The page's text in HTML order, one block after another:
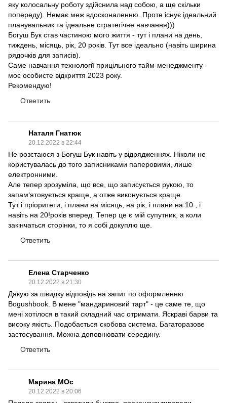
яку колосальну роботу здійснила над собою, а ще скільки
попереду). Немає меж вдосконаленню. Проте існує ідеальний
планувальник та ідеальне стратегічне навчання)))
Богуш Бук став частиною мого життя - тут і плани на день,
тиждень, місяць, рік, 20 років. Тут все ідеально (навіть ширина
рядочків для записів).
Саме навчання технології прицільного тайм-менеджменту -
моє особисте відкриття 2023 року.
Рекомендую!
Ответить
Наталя Гнатюк
20.12.2022 в 22:44
Не розстаюся з Богуш Бук навіть у відрядженнях. Ніколи не
користувалась до того записниками паперовими, лише
електронними.
Але тепер зрозуміла, що все, що записується рукою, то
запам‘ятовується краще, а отже виконується краще.
Тут і пріоритети, і плани на місяць, на рік, і плани на 10 , і
навіть на 20!років вперед. Тепер це є мій супутник, а коли
закінчаться сторінки, то я собі докуплю ще.
Ответить
Елена Старченко
20.12.2022 в 21:30
Дякую за швидку відповідь на запит по оформленню
Bogushbook. В мене "мандариновий тарт" - це саме те, що
мені хотілося в такий складний час отримати. Яскраві барви та
високу якість. Подобається скобова система. Багаторазове
застосування. Можна доповнювати середину.
Ответить
Марина МОс
20.12.2022 в 20:06